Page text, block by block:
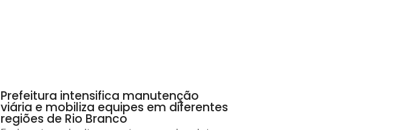
Prefeitura intensifica manutenção
viária e mobiliza equipes em diferentes
regiões de Rio Branco